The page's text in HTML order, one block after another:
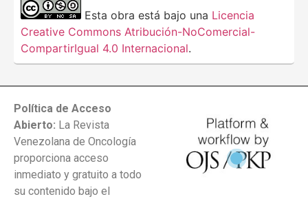
Esta obra está bajo una Licencia
Creative Commons Atribución-NoComercial-
CompartirIgual 4.0 Internacional.
Política de Acceso
Abierto: La Revista
Venezolana de Oncología
proporciona acceso
inmediato y gratuito a todo
su contenido bajo el